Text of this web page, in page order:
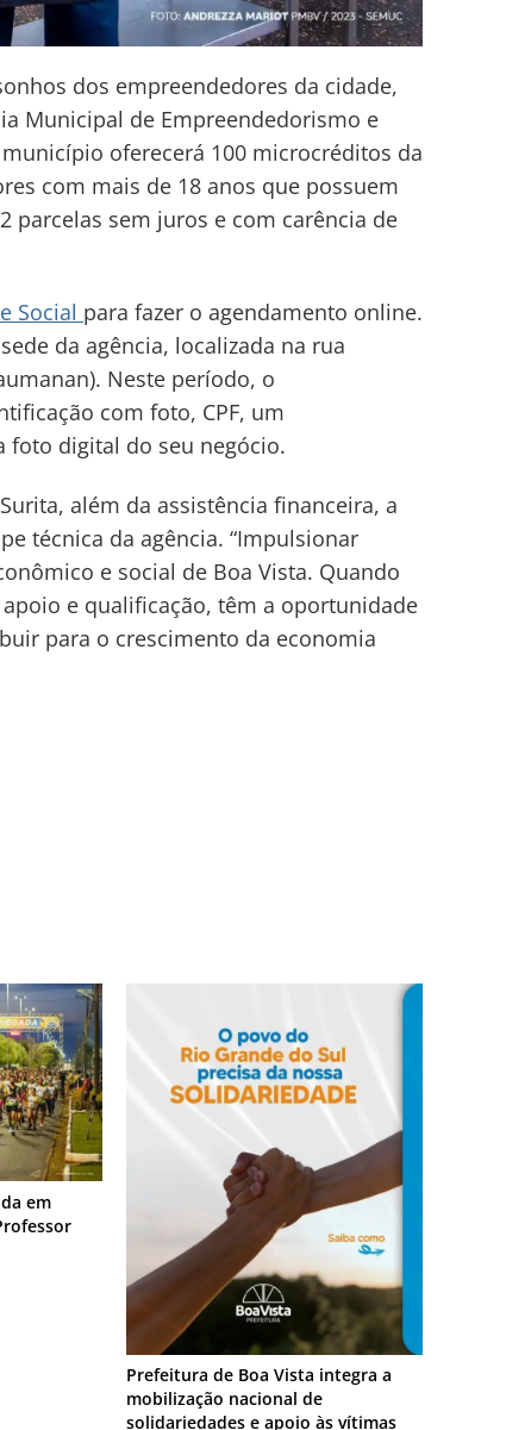
dos empreendedores da cidade,
Municipal de Empreendedorismo e
oferecerá 100 microcréditos da
com mais de 18 anos que possuem
parcelas sem juros e com carência de
Social para fazer o agendamento online.
da agência, localizada na rua
Neste período, o
com foto, CPF, um
foto digital do seu negócio.
além da assistência financeira, a
técnica da agência. “Impulsionar
e social de Boa Vista. Quando
e qualificação, têm a oportunidade
para o crescimento da economia
em
Prefeitura de Boa Vista integra a
mobilização nacional de
solidariedades e apoio às vítimas